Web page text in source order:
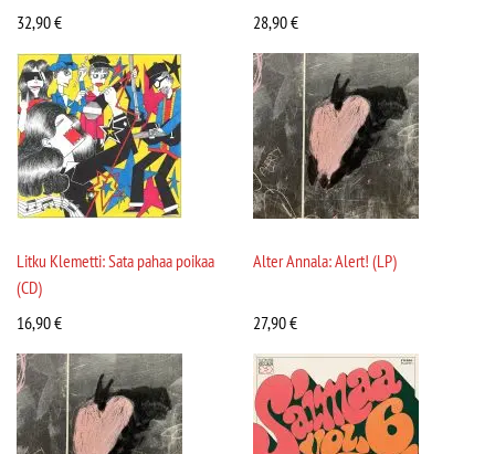
32,90€ 28,90€
Litku Klemetti: Sata pahaa poikaa
(CD)
16,90€
Alter Annala: Alert! (LP)
27,90€